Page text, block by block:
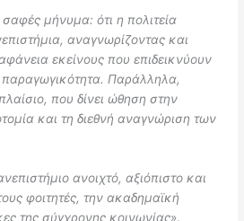
μήνυμα: ότι η πολιτεία
αναγνωρίζοντας και
εκείνους που επιδεικνύουν
παραγωγικότητα. Παράλληλα,
που δίνει ώθηση στην
και τη διεθνή αναγνώριση των
ανοιχτό, αξιόπιστο και
φοιτητές, την ακαδημαϊκή
της σύγχρονης κοινωνίας».